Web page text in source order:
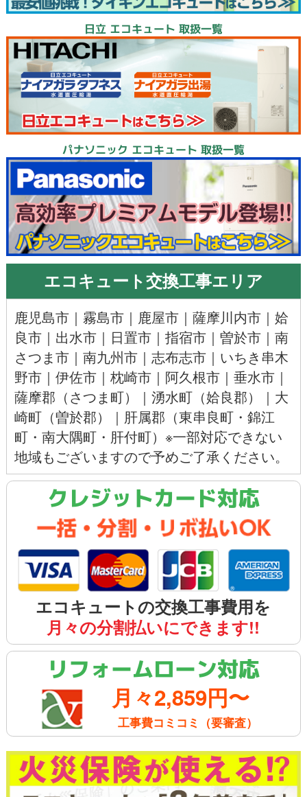
日立 エコキュート 取扱一覧
パナソニック エコキュート 取扱一覧
エコキュート交換工事エリア
鹿児島市｜ 霧島市｜ 鹿屋市｜ 薩摩川内市｜ 姶
良市｜ 出水市｜ 日置市｜ 指宿市｜ 曽於市｜ 南
さつま市｜ 南九州市｜ 志布志市｜ いちき串木
野市｜ 伊佐市｜ 枕崎市｜ 阿久根市｜ 垂水市｜
薩摩郡（さつま町）
｜ 湧水町（姶良郡） ｜ 大
崎町（曽於郡）
｜肝属郡（東串良町・錦江
町・南大隅町・肝付町）※一部対応できない
地域もございますので予めご了承ください。
クレジットカード対応
エコキュートの交換工事費用を
月々の分割払いにできます!!
リフォームローン対応
月々2,859円〜
工事費コミコミ（要審査）